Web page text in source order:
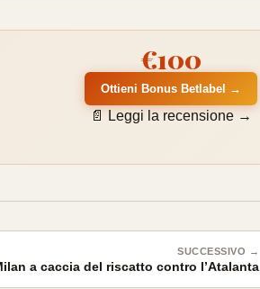
€100
Ottieni Bonus Betlabel →
📄 Leggi la recensione →
SUCCESSIVO →
a caccia del riscatto contro l’Atalanta